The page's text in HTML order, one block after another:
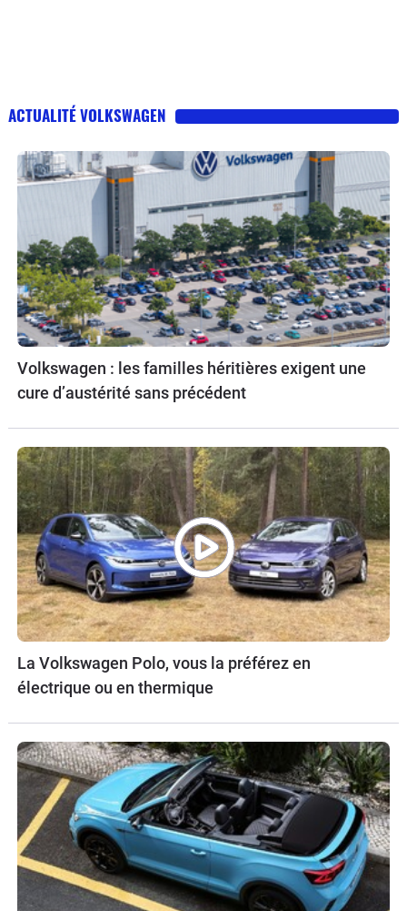
ACTUALITÉ VOLKSWAGEN
Volkswagen : les familles héritières exigent une
cure d’austérité sans précédent
La Volkswagen Polo, vous la préférez en
électrique ou en thermique